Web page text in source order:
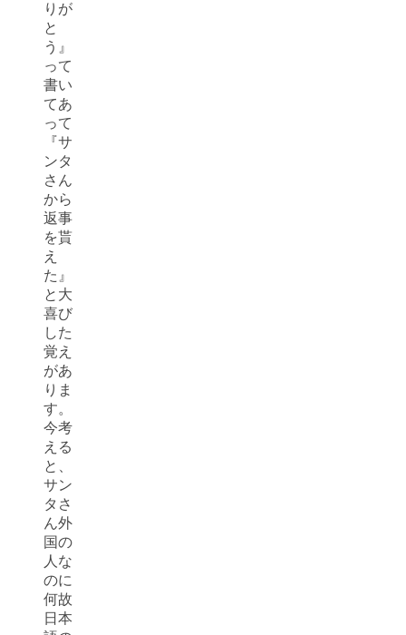
りが
と
う』
って
書い
てあ
って
『サ
ンタ
さん
から
返事
を貰
え
た』
と大
喜び
した
覚え
があ
りま
す。
今考
える
と、
サン
タさ
ん外
国の
人な
のに
何故
日本